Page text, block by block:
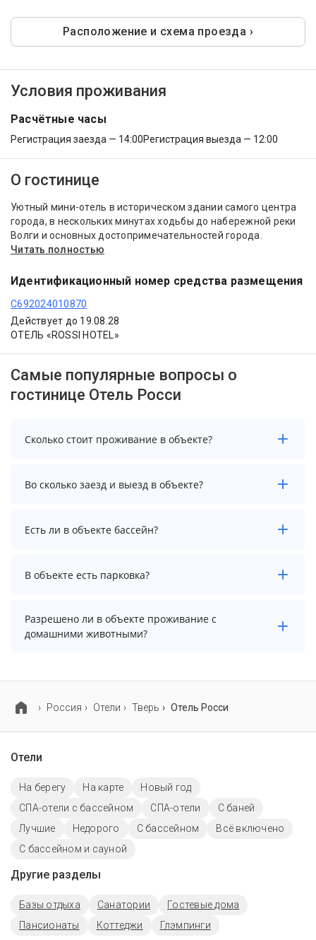
Расположение и схема проезда ›
Условия проживания
Расчётные часы
Регистрация заезда — 14:00Регистрация выезда — 12:00
О гостинице
Уютный мини-отель в историческом здании самого центра
города, в нескольких минутах ходьбы до набережной реки
Волги и основных достопримечательностей города.
Читать полностью
Идентификационный номер средства размещения
С692024010870
Действует до 19.08.28
ОТЕЛЬ «ROSSI HOTEL»
Самые популярные вопросы о
гостинице Отель Росси
Сколько стоит проживание в объекте?
Стоимость проживания в объекте начинается от 4750
рублей. Чтобы увидеть актуальные цены на
Во сколько заезд и выезд в объекте?
Заезд возможен после 14:00, а выезд необходимо
Есть ли в объекте бассейн?
В объекте нет бассейна.
В объекте есть парковка?
В объекте нет парковки.
Разрешено ли в объекте проживание с
домашними животными?
Россия Отели Тверь Отель Росси
Отели
На берегу На карте
Новый год
СПА-отели с бассейном
СПА-отели
С баней
Лучшие
Недорого C бассейном
Всё включено
С бассейном и сауной
Другие разделы
Базы отдыха Санатории
Гостевые дома
Пансионаты
Коттеджи Глэмпинги